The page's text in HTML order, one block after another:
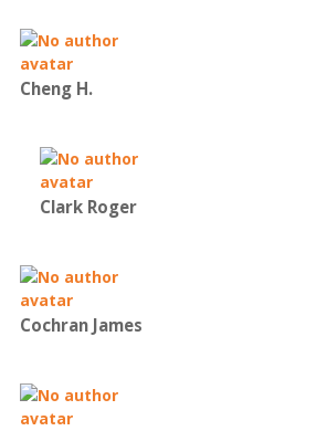
Cheng H.
Clark Roger
Cochran James